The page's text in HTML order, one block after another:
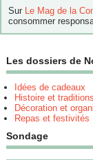
Sur
Le Mag de la
consommer
Les dossiers de
Idées de cadeaux
Histoire et traditions
Décoration et
Repas et festivités
Sondage